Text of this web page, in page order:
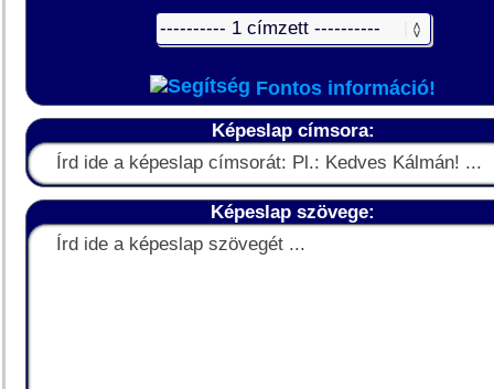
Fontos információ!
Képeslap címsora:
Képeslap szövege: